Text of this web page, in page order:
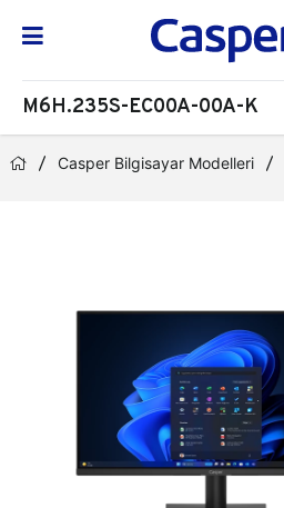
M6H.235S-EC00A-00A-K
Casper Bilgisayar Modelleri